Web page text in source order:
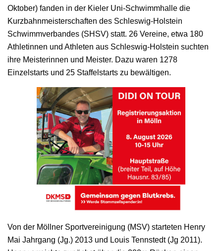
Oktober) fanden in der Kieler Uni-Schwimmhalle die
Kurzbahnmeisterschaften des Schleswig-Holstein
Schwimmverbandes (SHSV) statt. 26 Vereine, etwa 180
Athletinnen und Athleten aus Schleswig-Holstein suchten
ihre Meisterinnen und Meister. Dazu waren 1278
Einzelstarts und 25 Staffelstarts zu bewältigen.
Von der Möllner Sportvereinigung (MSV) starteten Henry
Mai Jahrgang (Jg.) 2013 und Louis Tennstedt (Jg 2011).